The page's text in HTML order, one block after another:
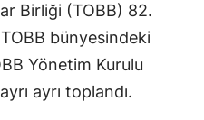
Birliği (TOBB) 82.
bünyesindeki
Yönetim Kurulu
ayrı toplandı.